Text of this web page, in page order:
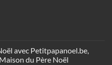
avec Petitpapanoel.be,
du Père Noël